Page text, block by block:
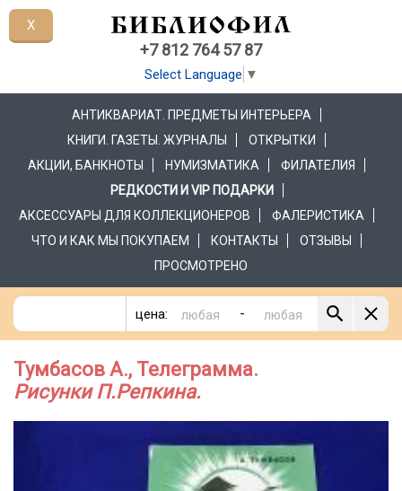
+7 812 764 57 87
Select Language ▼
АНТИКВАРИАТ. ПРЕДМЕТЫ ИНТЕРЬЕРА
КНИГИ. ГАЗЕТЫ. ЖУРНАЛЫ
ОТКРЫТКИ
АКЦИИ, БАНКНОТЫ
НУМИЗМАТИКА
ФИЛАТЕЛИЯ
РЕДКОСТИ И VIP ПОДАРКИ
АКСЕССУАРЫ ДЛЯ КОЛЛЕКЦИОНЕРОВ
ФАЛЕРИСТИКА
ЧТО И КАК МЫ ПОКУПАЕМ
КОНТАКТЫ
ОТЗЫВЫ
ПРОСМОТРЕНО
цена: -
Тумбасов А., Телеграмма.
Рисунки П.Репкина.
X